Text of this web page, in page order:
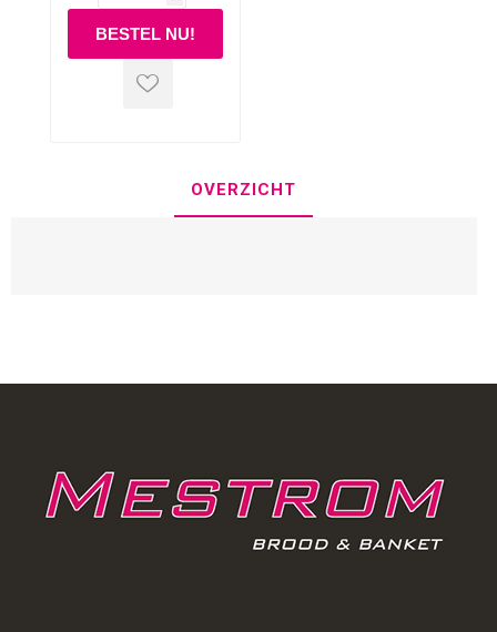
OVERZICHT